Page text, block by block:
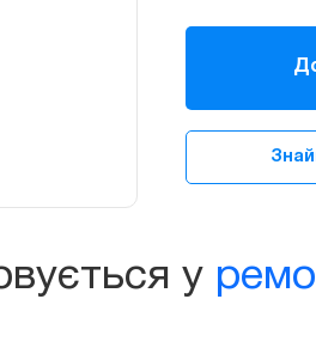
(акумулятор)
у